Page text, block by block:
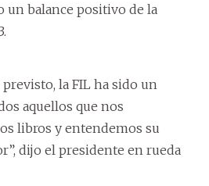
un balance positivo de la
la FIL ha sido un
aquellos que nos
libros y entendemos su
dijo el presidente en rueda